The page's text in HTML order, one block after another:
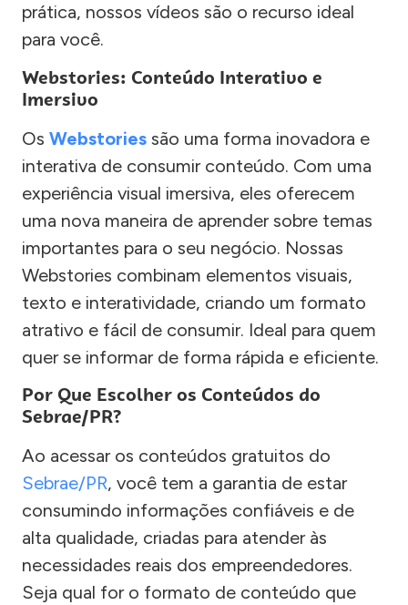
prática, nossos vídeos são o recurso ideal
para você.
Webstories: Conteúdo Interativo e
Imersivo
Os Webstories são uma forma inovadora e
interativa de consumir conteúdo. Com uma
experiência visual imersiva, eles oferecem
uma nova maneira de aprender sobre temas
importantes para o seu negócio. Nossas
Webstories combinam elementos visuais,
texto e interatividade, criando um formato
atrativo e fácil de consumir. Ideal para quem
quer se informar de forma rápida e eficiente.
Por Que Escolher os Conteúdos do
Sebrae/PR?
Ao acessar os conteúdos gratuitos do
Sebrae/PR, você tem a garantia de estar
consumindo informações confiáveis e de
alta qualidade, criadas para atender às
necessidades reais dos empreendedores.
Seja qual for o formato de conteúdo que